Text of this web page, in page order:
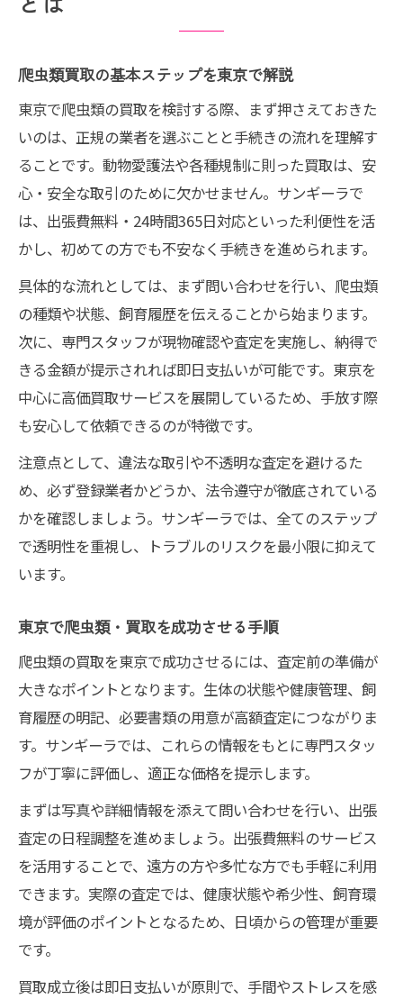
爬虫類買取の基本ステップを東京で解説
東京で爬虫類の買取を検討する際、まず押さえておきた
いのは、正規の業者を選ぶことと手続きの流れを理解す
ることです。動物愛護法や各種規制に則った買取は、安
心・安全な取引のために欠かせません。サンギーラで
は、出張費無料・24時間365日対応といった利便性を活
かし、初めての方でも不安なく手続きを進められます。
具体的な流れとしては、まず問い合わせを行い、爬虫類
の種類や状態、飼育履歴を伝えることから始まります。
次に、専門スタッフが現物確認や査定を実施し、納得で
きる金額が提示されれば即日支払いが可能です。東京を
中心に高価買取サービスを展開しているため、手放す際
も安心して依頼できるのが特徴です。
注意点として、違法な取引や不透明な査定を避けるた
め、必ず登録業者かどうか、法令遵守が徹底されている
かを確認しましょう。サンギーラでは、全てのステップ
で透明性を重視し、トラブルのリスクを最小限に抑えて
います。
東京で爬虫類・買取を成功させる手順
爬虫類の買取を東京で成功させるには、査定前の準備が
大きなポイントとなります。生体の状態や健康管理、飼
育履歴の明記、必要書類の用意が高額査定につながりま
す。サンギーラでは、これらの情報をもとに専門スタッ
フが丁寧に評価し、適正な価格を提示します。
まずは写真や詳細情報を添えて問い合わせを行い、出張
査定の日程調整を進めましょう。出張費無料のサービス
を活用することで、遠方の方や多忙な方でも手軽に利用
できます。実際の査定では、健康状態や希少性、飼育環
境が評価のポイントとなるため、日頃からの管理が重要
です。
買取成立後は即日支払いが原則で、手間やストレスを感